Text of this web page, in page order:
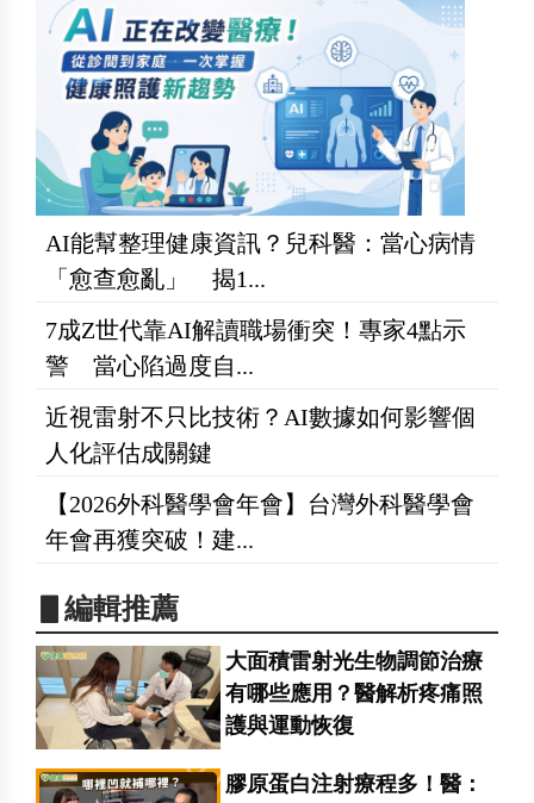
AI能幫整理健康資訊？兒科醫：當心病情
「愈查愈亂」 揭1...
7成Z世代靠AI解讀職場衝突！專家4點示
警 當心陷過度自...
近視雷射不只比技術？AI數據如何影響個
人化評估成關鍵
【2026外科醫學會年會】台灣外科醫學會
年會再獲突破！建...
▋編輯推薦
大面積雷射光生物調節治療
有哪些應用？醫解析疼痛照
護與運動恢復
膠原蛋白注射療程多！醫：